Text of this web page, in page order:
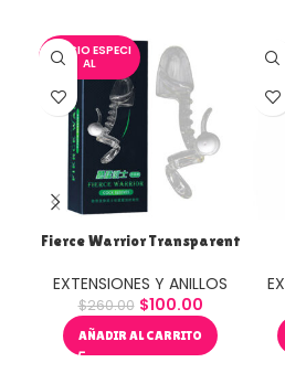
PRECIO ESPECI
AL
Fierce Warrior Transparent
EXTENSIONES Y ANILLOS
$260.00 $100.00
AÑADIR AL CARRITO